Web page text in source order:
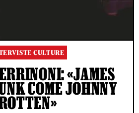
CULTURE
«JAMES
COME JOHNNY